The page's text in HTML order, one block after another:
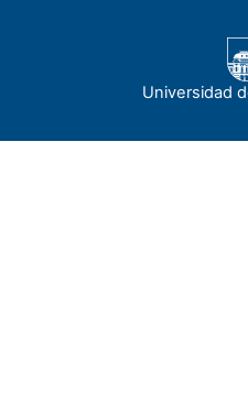
Universidad